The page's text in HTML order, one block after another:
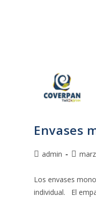
Envases
admin
Los envases
individual. El